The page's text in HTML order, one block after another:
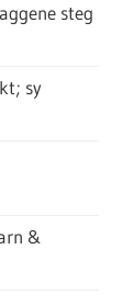
steg
sy
&